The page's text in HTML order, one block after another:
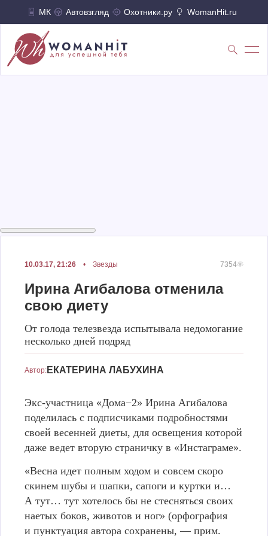
МК Автовзгляд Охотники.ру WomanHit.ru
10.03.17, 21:26 • Звезды 7354
Ирина Агибалова отменила
свою диету
От голода телезвезда испытывала недомогание
несколько дней подряд
Автор: ЕКАТЕРИНА ЛАБУХИНА
Ирина Агибалова
Экс-участница «Дома−2» Ирина Агибалова
поделилась с подписчиками подробностями
своей весенней диеты, для освещения которой
даже ведет вторую страничку в «Инстаграме».
«Весна идет полным ходом и совсем скоро
скинем шубы и шапки, сапоги и куртки и…
А тут… тут хотелось бы не стесняться своих
наетых боков, животов и ног» (орфография
и пунктуация автора сохранены, — прим.